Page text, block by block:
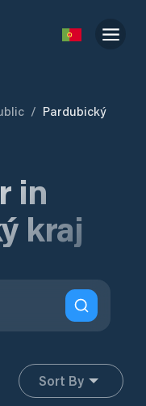
/ Pardubický
in
kraj
Sort By